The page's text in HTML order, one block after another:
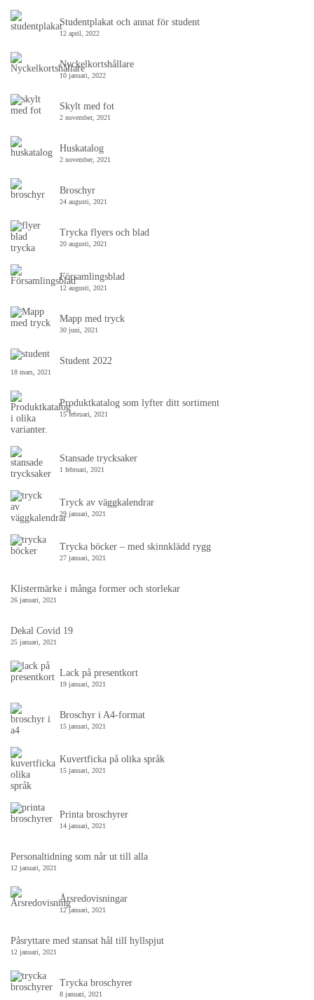
Studentplakat och annat för student
12 april, 2022
Nyckelkortshållare
10 januari, 2022
Skylt med fot
2 november, 2021
Huskatalog
2 november, 2021
Broschyr
24 augusti, 2021
Trycka flyers och blad
20 augusti, 2021
Församlingsblad
12 augusti, 2021
Mapp med tryck
30 juni, 2021
Student 2022
18 mars, 2021
Produktkatalog som lyfter ditt sortiment
15 februari, 2021
Stansade trycksaker
1 februari, 2021
Tryck av väggkalendrar
29 januari, 2021
Trycka böcker – med skinnklädd rygg
27 januari, 2021
Klistermärke i många former och storlekar
26 januari, 2021
Dekal Covid 19
25 januari, 2021
Lack på presentkort
19 januari, 2021
Broschyr i A4-format
15 januari, 2021
Kuvertficka på olika språk
15 januari, 2021
Printa broschyrer
14 januari, 2021
Personaltidning som når ut till alla
12 januari, 2021
Årsredovisningar
12 januari, 2021
Påsryttare med stansat hål till hyllspjut
12 januari, 2021
Trycka broschyrer
8 januari, 2021